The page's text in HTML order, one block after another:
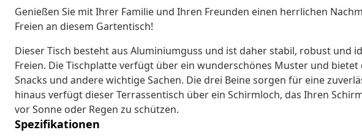
Genießen Sie mit Ihrer Familie und Ihren Freunden einen herrlichen
Freien an diesem Gartentisch!
Dieser Tisch besteht aus Aluminiumguss und ist daher stabil, robust und
Freien. Die Tischplatte verfügt über ein wunderschönes Muster und
Snacks und andere wichtige Sachen. Die drei Beine sorgen für eine
hinaus verfügt dieser Terrassentisch über ein Schirmloch, das Ihren
vor Sonne oder Regen zu schützen.
Spezifikationen